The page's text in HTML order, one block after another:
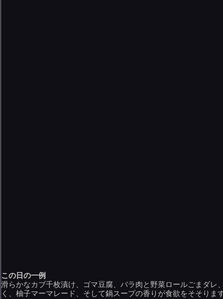
この日の一例
滑らかなカブ千枚漬け、ゴマ豆腐、バラ肉と野菜ロールごまダ
く、柚子マーマレード、そして鍋スープの香りが食欲をそそりま